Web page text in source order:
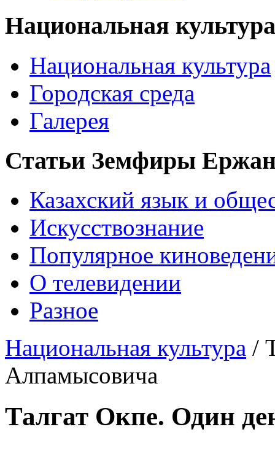
Национальная культура
Национальная культура
Городская среда
Галерея
Статьи Земфиры
Казахский язык и
Искусствознание
Популярное
О телевидении
Разное
Национальная культура /
Алпамысовича
Талгат Окпе. Один